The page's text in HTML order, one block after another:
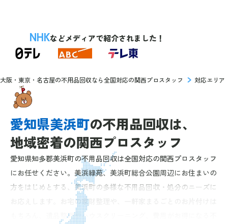
NHKなどメディアで紹介されました！
大阪・東京・名古屋の不用品回収なら全国対応の関西プロスタッフ 対応エリア
愛知県美浜町の不用品回収は、
地域密着の関西プロスタッフ
愛知県知多郡美浜町の不用品回収は全国対応の関西プロスタッフ
にお任せください。美浜緑苑、美浜町総合公園周辺にお住まいの
方をはじめとする、美浜町の多様な不用品回収・処分のニーズに
お応えします。お宅の家財整理や、一軒家まるごとのお片付けは
もちろん、遺品整理やハウスクリーニング、費用がお得になる不